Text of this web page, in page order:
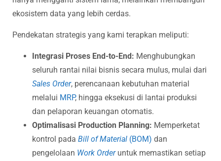
ekosistem data yang lebih cerdas.
Pendekatan strategis yang kami terapkan meliputi:
Integrasi Proses End-to-End: Menghubungkan
seluruh rantai nilai bisnis secara mulus, mulai dari
Sales Order, perencanaan kebutuhan material
melalui MRP, hingga eksekusi di lantai produksi
dan pelaporan keuangan otomatis.
Optimalisasi Production Planning: Memperketat
kontrol pada Bill of Material (BOM) dan
pengelolaan Work Orderuntuk memastikan setiap